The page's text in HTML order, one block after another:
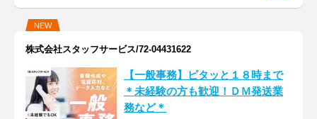
NEW
株式会社スタッフサービス/72-04431622
【一般事務】ピタッと１８時まで
＊未経験の方も歓迎！ＤＭ発送業
務など＊